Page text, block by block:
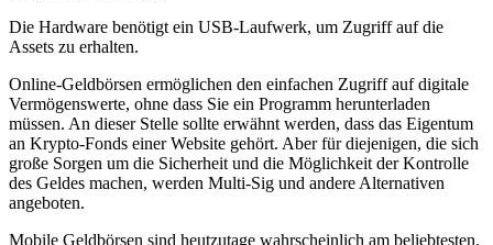
Die Hardware benötigt ein USB-Laufwerk, um Zugriff auf die
Assets zu erhalten.
Online-Geldbörsen ermöglichen den einfachen Zugriff auf digitale
Vermögenswerte, ohne dass Sie ein Programm herunterladen
müssen. An dieser Stelle sollte erwähnt werden, dass das Eigentum
an Krypto-Fonds einer Website gehört. Aber für diejenigen, die sich
große Sorgen um die Sicherheit und die Möglichkeit der Kontrolle
des Geldes machen, werden Multi-Sig und andere Alternativen
angeboten.
Mobile Geldbörsen sind heutzutage wahrscheinlich am beliebtesten.